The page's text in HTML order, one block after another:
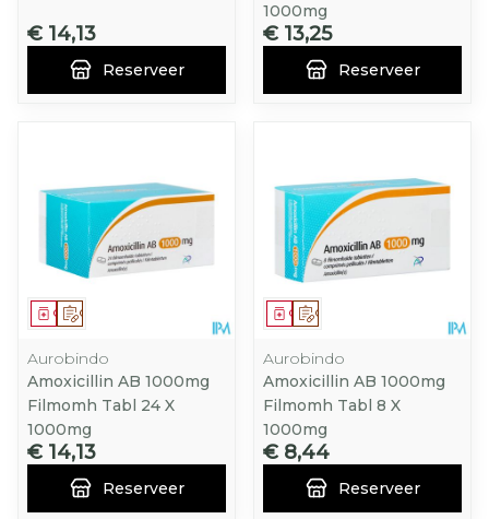
€ 14,13
Reserveer
1000mg
€ 13,25
Reserveer
Op voorschrift
Geneesmiddel
Aurobindo
Amoxicillin AB 1000mg
Filmomh Tabl 24 X
1000mg
€ 14,13
Reserveer
Op voorschrift
Geneesmiddel
Aurobindo
Amoxicillin AB 1000mg
Filmomh Tabl 8 X
1000mg
€ 8,44
Reserveer